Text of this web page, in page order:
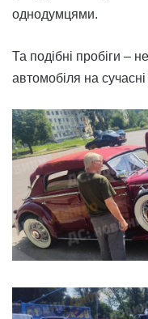
однодумцями.
Та подібні пробіги –
автомобіля на